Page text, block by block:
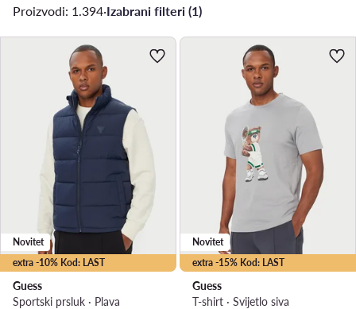
Proizvodi: 1.394·Izabrani filteri (1)
extra -10% Kod: LAST
Novitet
Guess
Sportski prsluk · Plava
extra -15% Kod: LAST
Novitet
Guess
T-shirt · Svijetlo siva